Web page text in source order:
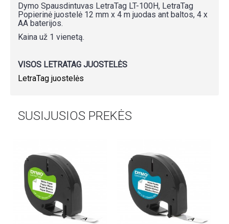
Dymo Spausdintuvas LetraTag LT-100H, LetraTag
Popierinė juostelė 12 mm x 4 m juodas ant baltos, 4 x
AA baterijos.
Kaina už 1 vienetą.
VISOS LETRATAG JUOSTELĖS
LetraTag juostelės
SUSIJUSIOS PREKĖS